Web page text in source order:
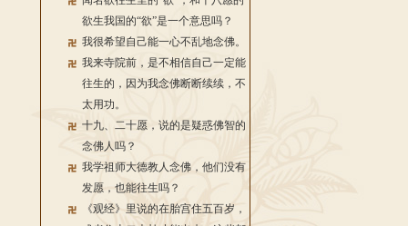
欲生我国的“欲”是一个意思吗？
我很希望自己能一心不乱地念佛。
我来寺院前，是不相信自己一定能
往生的，因为我念佛断断续续，不
太用功。
十九、二十愿，说的是疑惑佛智的
念佛人吗？
我学祖师大德教人念佛，他们没有
发愿，也能往生吗？
《观经》里说的在胎宫住五百岁，